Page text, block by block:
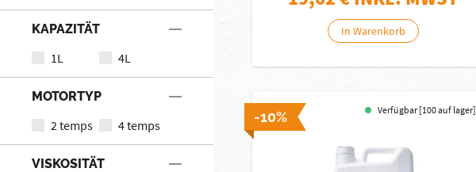
KAPAZITÄT
1L 4L
MOTORTYP
2 temps 4 temps
VISKOSITÄT
In Warenkorb
-10% Verfügbar [100 auf lager]